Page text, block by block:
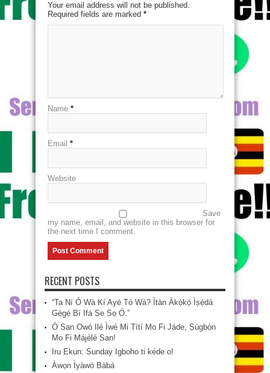
Your email address will not be published.
Required fields are marked *
Name *
Email *
Website
Save
my name, email, and website in this browser for
the next time I comment.
RECENT POSTS
“Ta Ní Ó Wà Kí Ayé Tó Wà? Ìtàn Àkọ́kọ́ Ìṣẹ̀dá
Gẹ́gẹ́ Bí Ifá Ṣe Sọ Ó.”
Ó San Owó Ilé Ìwé Mi Títí Mo Fi Jáde, Ṣùgbọ́n
Mo Fi Májèlé San!
Iru Ekun: Sunday Igboho ti kéde o!
Àwọn Ìyàwó Bàbá